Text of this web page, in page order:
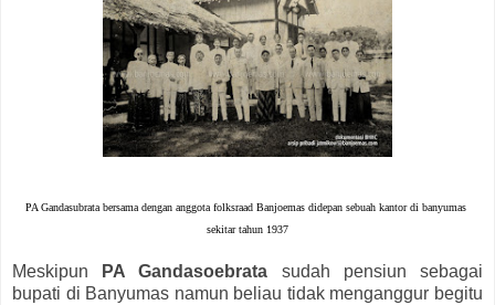
PA Gandasubrata bersama dengan anggota folksraad Banjoemas didepan sebuah kantor di banyumas
sekitar tahun 1937
Meskipun PA Gandasoebrata sudah pensiun sebagai
bupati di Banyumas namun beliau tidak menganggur begitu